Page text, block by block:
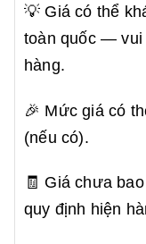
💡 Giá có thể
toàn quốc — vui
hàng.
🎉 Mức giá có
(nếu có).
🧾 Giá chưa
quy định hiện